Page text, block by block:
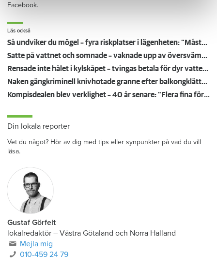
Facebook.
Läs också
Så undviker du mögel – fyra riskplatser i lägenheten: ”Måste städa bort”
Satte på vattnet och somnade – vaknade upp av översvämning hos grannen
Rensade inte hålet i kylskåpet – tvingas betala för dyr vattenskada
Naken gängkriminell knivhotade granne efter balkongklättring
Kompisdealen blev verklighet – 40 år senare: "Flera fina fördelar med att dela bostad"
Din lokala reporter
Vet du något? Hör av dig med tips eller synpunkter på vad du vill
läsa.
Gustaf Görfelt
lokalredaktör – Västra Götaland och Norra Halland
Mejla mig
010-459 24 79